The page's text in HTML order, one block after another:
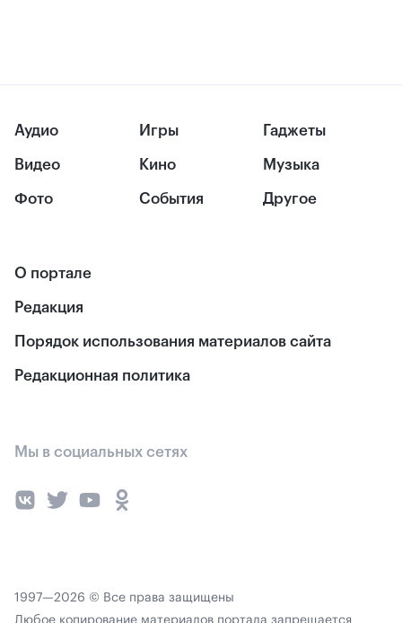
Аудио
Видео
Фото
Игры
Кино
События
Гаджеты
Музыка
Другое
О портале
Редакция
Порядок использования материалов сайта
Редакционная политика
Мы в социальных сетях
1997—2026 © Все права защищены
Любое копирование материалов портала запрещается